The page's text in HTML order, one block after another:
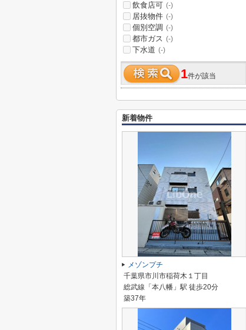
飲食店可 (-)
居抜物件 (-)
個別空調 (-)
都市ガス (-)
下水道 (-)
1件が該当
新着物件
メゾンプチ
千葉県市川市稲荷木１丁目
総武線「本八幡」駅 徒歩20分
築37年